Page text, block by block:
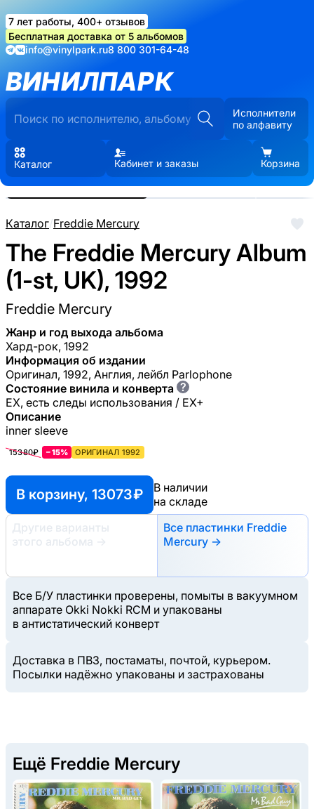
7 лет работы, 400+ отзывов
Бесплатная доставка от 5 альбомов
info@vinylpark.ru8 800 301-64-48
ВИНИЛПАРК
Исполнители
по алфавиту
Каталог Кабинет и заказы Корзина
Каталог/Freddie Mercury
The Freddie Mercury Album
(1-st, UK), 1992
Freddie Mercury
Жанр и год выхода альбома
Хард-рок, 1992
Информация об издании
Оригинал, 1992, Англия, лейбл Parlophone
Состояние винила и конверта ?
EX, есть следы использования / EX+
Описание
inner sleeve
15380₽ −15% ОРИГИНАЛ 1992
В корзину, 13073 ₽
В наличии
на складе
Другие варианты
этого альбома
→
Все пластинки Freddie
Mercury →
Все Б/У пластинки проверены, помыты в вакуумном
аппарате Okki Nokki RCM и упакованы
в антистатический конверт
Доставка в ПВЗ, постаматы, почтой, курьером.
Посылки надёжно упакованы и застрахованы
Реальные фото пластинки.
Нажмите, чтобы увеличить
Ещё Freddie Mercury